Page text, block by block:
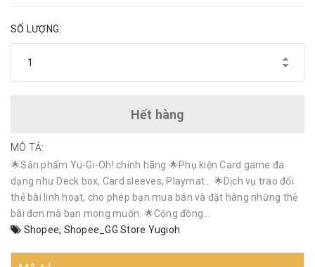
SỐ LƯỢNG:
Hết hàng
MÔ TẢ:
🌟Sản phẩm Yu-Gi-Oh! chính hãng 🌟Phụ kiện Card game đa
dạng như Deck box, Card sleeves, Playmat… 🌟Dịch vụ trao đổi
thẻ bài linh hoạt, cho phép bạn mua bán và đặt hàng những thẻ
bài đơn mà bạn mong muốn. 🌟Cộng đồng...
Shopee, Shopee_GG Store Yugioh